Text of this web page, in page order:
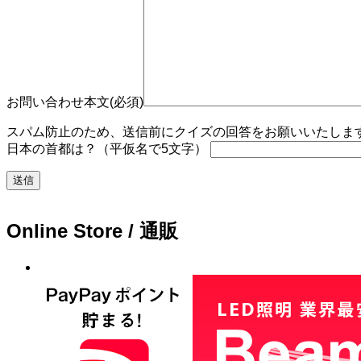
お問い合わせ本文(必須)
スパム防止のため、送信前にクイズの回答をお願いいたしま
日本の首都は？（平仮名で5文字）
Online Store / 通販